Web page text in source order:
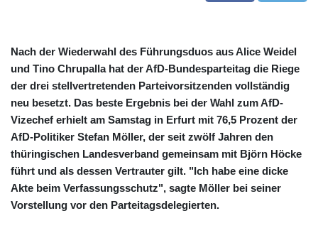
Nach der Wiederwahl des Führungsduos aus Alice Weidel
und Tino Chrupalla hat der AfD-Bundesparteitag die Riege
der drei stellvertretenden Parteivorsitzenden vollständig
neu besetzt. Das beste Ergebnis bei der Wahl zum AfD-
Vizechef erhielt am Samstag in Erfurt mit 76,5 Prozent der
AfD-Politiker Stefan Möller, der seit zwölf Jahren den
thüringischen Landesverband gemeinsam mit Björn Höcke
führt und als dessen Vertrauter gilt. "Ich habe eine dicke
Akte beim Verfassungsschutz", sagte Möller bei seiner
Vorstellung vor den Parteitagsdelegierten.